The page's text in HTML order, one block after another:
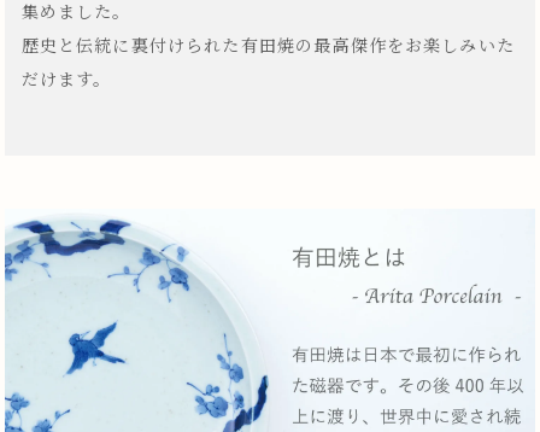
集めました。
歴史と伝統に裏付けられた有田焼の最高傑作をお楽しみいた
だけます。